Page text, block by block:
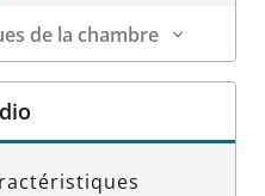
de la chambre